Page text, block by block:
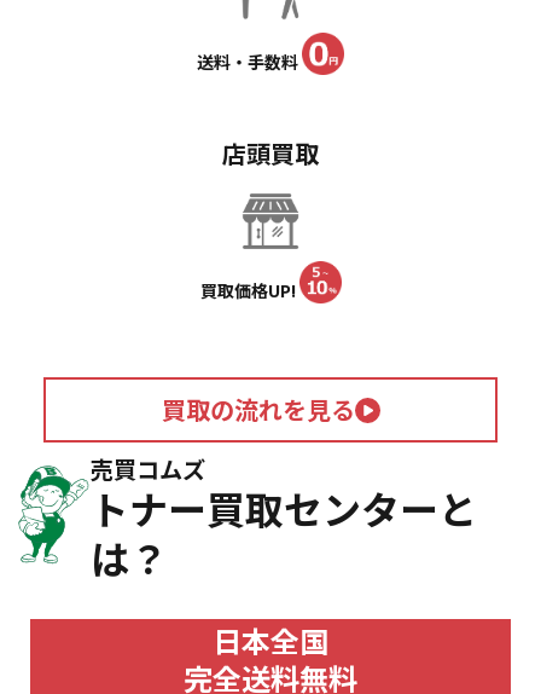
送料・手数料
店頭買取
買取価格UP!
買取の流れを見る
売買コムズ
トナー買取センターと
は？
日本全国
完全送料無料